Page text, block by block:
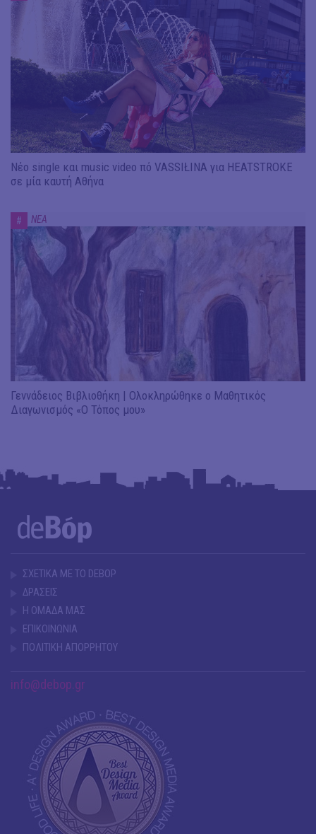
Νέο single και music video πό VASSIŁINA για HEATSTROKE
σε μία καυτή Αθήνα
# ΝΕΑ
Γεννάδειος Βιβλιοθήκη | Ολοκληρώθηκε ο Μαθητικός
Διαγωνισμός «Ο Τόπος μου»
ΣΧΕΤΙΚΑ ΜΕ ΤΟ DEBOP
ΔΡΑΣΕΙΣ
Η ΟΜΑΔΑ ΜΑΣ
ΕΠΙΚΟΙΝΩΝΙΑ
ΠΟΛΙΤΙΚΗ ΑΠΟΡΡΗΤΟΥ
info@debop.gr